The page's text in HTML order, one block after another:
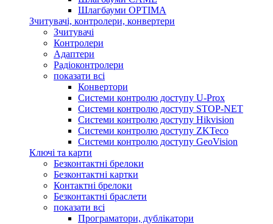
Шлагбауми OPTIMA
Зчитувачі, контролери, конвертери
Зчитувачі
Контролери
Адаптери
Радіоконтролери
показати всі
Конвертори
Системи контролю доступу U-Prox
Системи контролю доступу STOP-NET
Системи контролю доступу Hikvision
Системи контролю доступу ZKTeco
Системи контролю доступу GeoVision
Ключі та карти
Безконтактні брелоки
Безконтактні картки
Контактні брелоки
Безконтактні браслети
показати всі
Програматори, дублікатори